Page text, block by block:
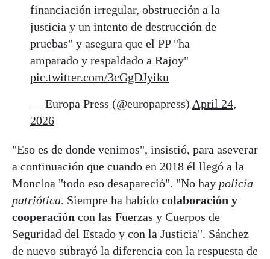
financiación irregular, obstrucción a la
justicia y un intento de destrucción de
pruebas" y asegura que el PP "ha
amparado y respaldado a Rajoy"
pic.twitter.com/3cGgDJyiku
— Europa Press (@europapress) April 24,
2026
"Eso es de donde venimos", insistió, para aseverar
a continuación que cuando en 2018 él llegó a la
Moncloa "todo eso desapareció". "No hay policía
patriótica. Siempre ha habido colaboración y
cooperación con las Fuerzas y Cuerpos de
Seguridad del Estado y con la Justicia". Sánchez
de nuevo subrayó la diferencia con la respuesta de